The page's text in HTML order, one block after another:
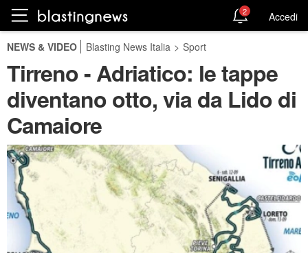
2 Accedi
NEWS & VIDEO Blasting News Italia > Sport
Tirreno - Adriatico: le tappe
diventano otto, via da Lido di
Camaiore